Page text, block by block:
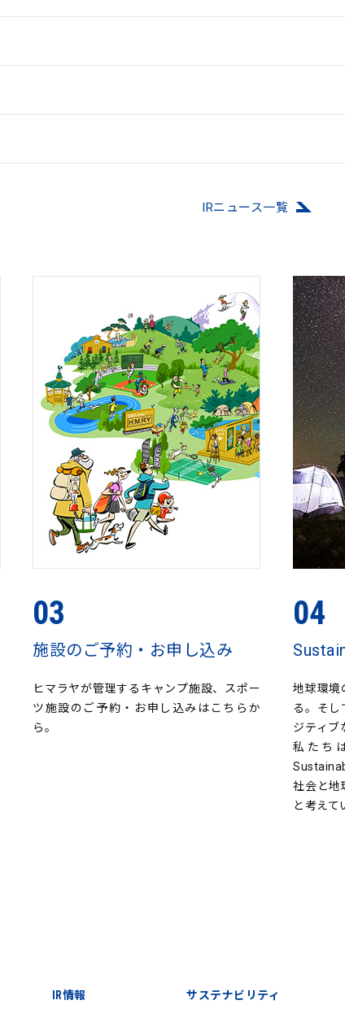
IRニュース⼀覧
03
施設のご予約・お申し込み
ヒマラヤが管理するキャンプ施設、スポー
ツ施設のご予約・お申し込みはこちらか
ら。
04
地球環境
る。そし
ジティブ
私たち
社会と地
と考えて
IR情報 サステナビリティ